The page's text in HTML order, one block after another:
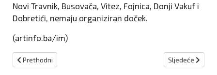
Novi Travnik, Busovača, Vitez, Fojnica, Donji Vakuf i
Dobretići, nemaju organiziran doček.
(artinfo.ba/im)
Prethodni članak: SRETNA VAM GODINA NOVA!
Prethodni Sljedeći članak:
Sljedeće